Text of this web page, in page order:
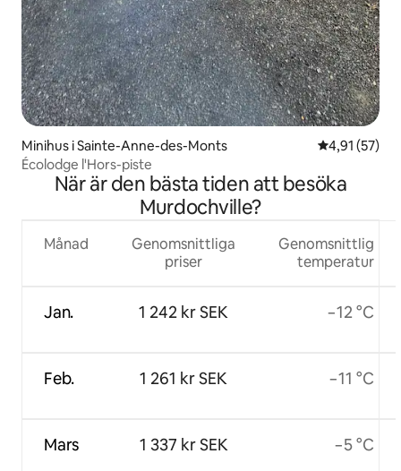
Minihus i Sainte-Anne-des-Monts 4,91 av 5 i
4,91 (57)
Écolodge l'Hors-piste
När är den bästa tiden att besöka
Murdochville?
Månad
Jan.
Feb.
Mars
Genomsnittliga
priser
1 242 kr SEK
1 261 kr SEK
1 337 kr SEK
Genomsnittlig
temperatur
−12 °C
−11 °C
−5 °C